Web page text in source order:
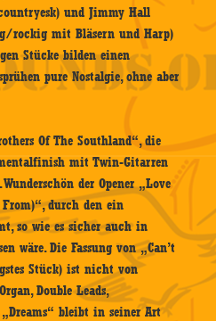
und Jimmy Hall
rockig mit Bläsern und Harp)
Stücke bilden einen
pure Nostalgie, ohne aber
Of The Southland“, die
mit Twin-Gitarren
der Opener „Love
From)“, durch den ein
so wie es sicher auch in
wäre. Die Fassung von „Can’t
Stück) ist nicht von
Double Leads,
„Dreams“ bleibt in seiner Art